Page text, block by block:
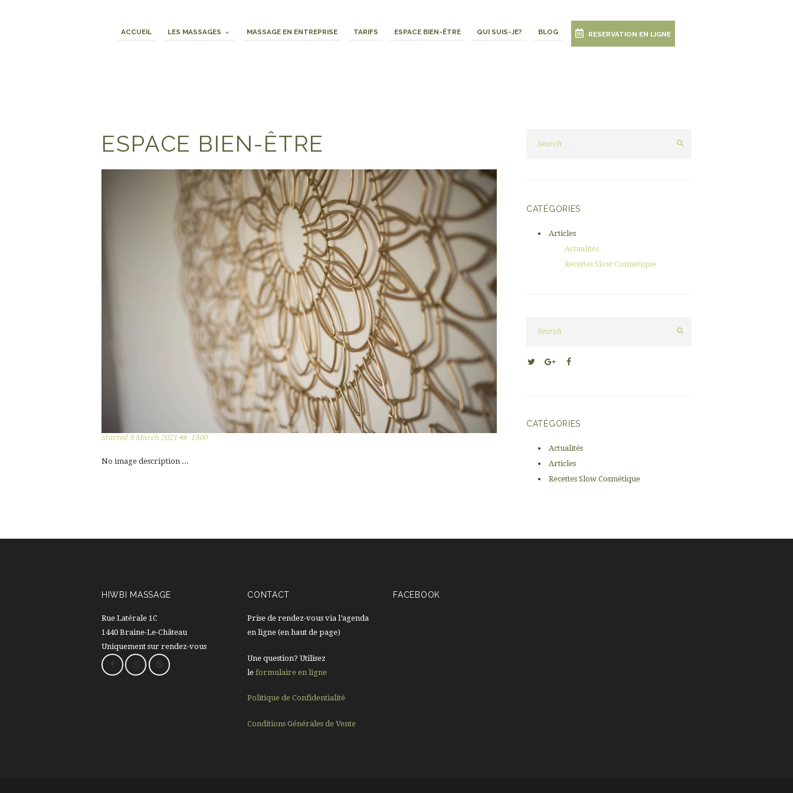
ACCUEIL LES MASSAGES MASSAGE EN ENTREPRISE TARIFS ESPACE BIEN-ÊTRE QUI SUIS-JE? BLOG RESERVATION EN LIGNE
ESPACE BIEN-ÊTRE
Started 9 March 2021 1300
No image description ...
CATÉGORIES
Articles
Actualités
Recettes Slow Cosmétique
CATÉGORIES
Actualités
Articles
Recettes Slow Cosmétique
HIWBI MASSAGE
Rue Latérale 1C
1440 Braine-Le-Château
Uniquement sur rendez-vous
CONTACT
Prise de rendez-vous via l’agenda
en ligne (en haut de page)
Une question? Utilisez
le formulaire en ligne
Politique de Confidentialité
Conditions Générales de Vente
FACEBOOK